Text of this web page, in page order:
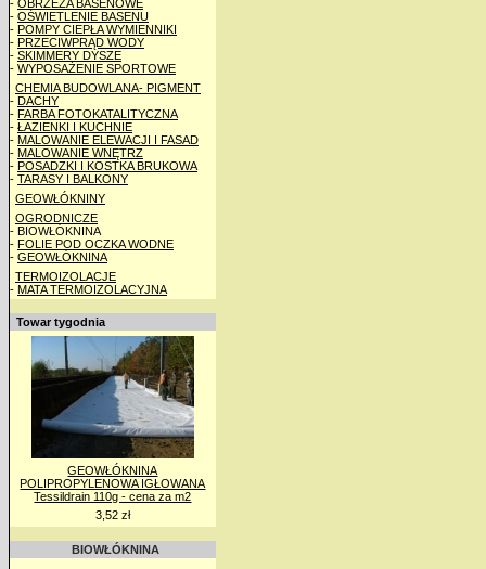
- OBRZEŻA BASENOWE
- OŚWIETLENIE BASENU
- POMPY CIEPŁA WYMIENNIKI
- PRZECIWPRĄD WODY
- SKIMMERY DYSZE
- WYPOSAŻENIE SPORTOWE
CHEMIA BUDOWLANA- PIGMENT
- DACHY
- FARBA FOTOKATALITYCZNA
- ŁAZIENKI I KUCHNIE
- MALOWANIE ELEWACJI I FASAD
- MALOWANIE WNĘTRZ
- POSADZKI I KOSTKA BRUKOWA
- TARASY I BALKONY
GEOWŁÓKNINY
OGRODNICZE
- BIOWŁÓKNINA
- FOLIE POD OCZKA WODNE
- GEOWŁÓKNINA
TERMOIZOLACJE
- MATA TERMOIZOLACYJNA
Towar tygodnia
GEOWŁÓKNINA
POLIPROPYLENOWA IGŁOWANA
Tessildrain 110g - cena za m2
3,52 zł
BIOWŁÓKNINA